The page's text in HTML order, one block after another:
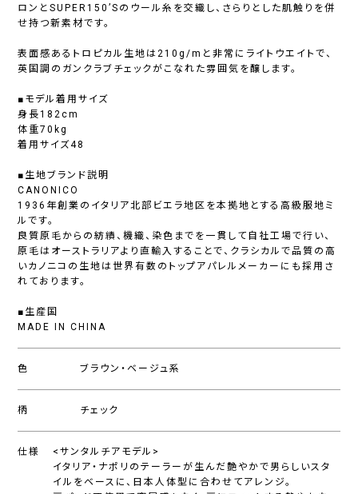
ロンとSUPER150’Sのウール糸を交織し、さらりとした肌触りを併
せ持つ新素材です。
表面感あるトロピカル生地は210g/mと非常にライトウエイトで、
英国調のガンクラブチェックがこなれた雰囲気を醸します。
■モデル着用サイズ
身長182cm
体重70kg
着用サイズ48
■生地ブランド説明
CANONICO
1936年創業のイタリア北部ビエラ地区を本拠地とする高級服地ミ
ルです。
良質原毛からの紡績、機織、染色までを一貫して自社工場で行い、
原毛はオーストラリアより直輸入することで、クラシカルで品質の高
いカノニコの生地は世界有数のトップアパレルメーカーにも採用さ
れております。
■生産国
MADE IN CHINA
色 ブラウン・ベージュ系
柄 チェック
仕様
<サンタルチアモデル>
イタリア・ナポリのテーラーが生んだ艶やかで男らしいスタ
イルをベースに、日本人体型に合わせてアレンジ。